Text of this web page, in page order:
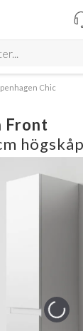
Chic
Front